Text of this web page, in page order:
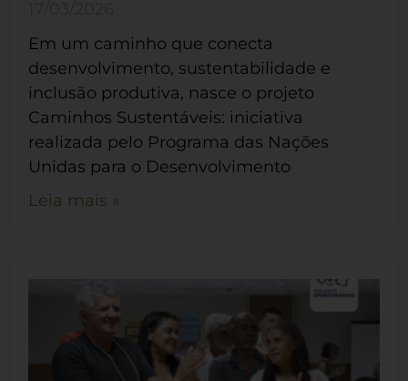
Em um caminho que conecta
desenvolvimento, sustentabilidade e
inclusão produtiva, nasce o projeto
Caminhos Sustentáveis: iniciativa
realizada pelo Programa das Nações
Unidas para o Desenvolvimento
Leia mais »